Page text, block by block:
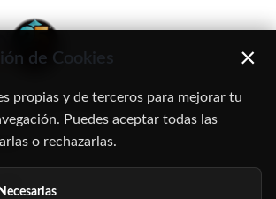
11. 28016 Madrid
26
de Cookies ×
propias y de terceros para mejorar tu
Puedes aceptar todas las
o rechazarlas.